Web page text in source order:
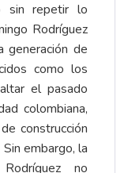
sin repetir lo
Rodríguez
generación de
como los
el pasado
colombiana,
construcción
embargo, la
no